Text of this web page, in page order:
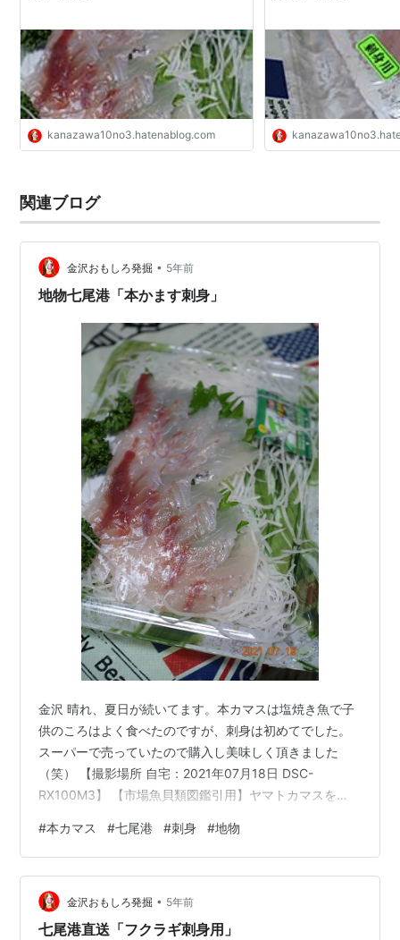
kanazawa10no3.hatenablog.com
関連ブログ
金沢おもしろ発掘 • 5年前
地物七尾港「本かます刺身」
金沢 晴れ、夏日が続いてます。本カマスは塩焼き魚で子
供のころはよく食べたのですが、刺身は初めてでした。
スーパーで売っていたので購入し美味しく頂きました
（笑） 【撮影場所 自宅：2021年07月18日 DSC-
RX100M3】 【市場魚貝類図鑑引用】ヤマトカマスを
良さ、大きくなることなどでカマス類ではもっとも高価
なもの。鮮魚でも干ものなどの加工品などとしても流通
量は多い。鮮魚は古く塩焼き魚とされ用途の狭い魚だっ
た。これが近年刺身やあぶりなど生食されるようにな
り、鮮度によっては高価なものとなっている。ランキン
#本カマス #七尾港 #刺身 #地物
金沢おもしろ発掘 • 5年前
七尾港直送「フクラギ刺身用」